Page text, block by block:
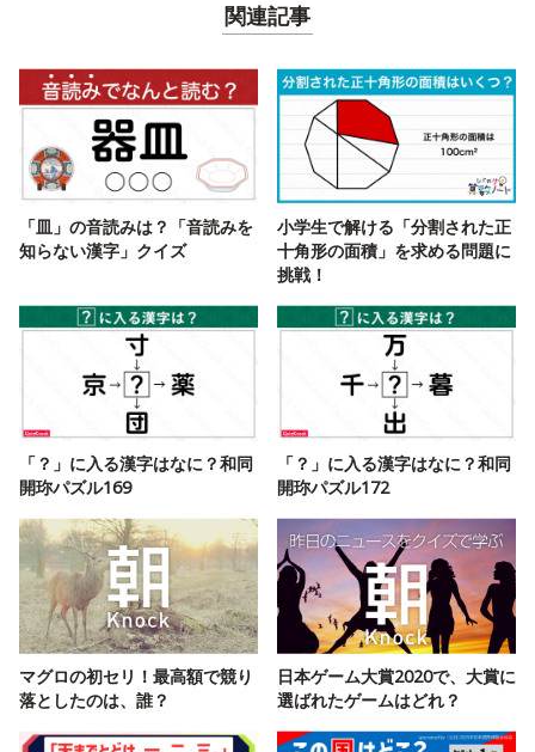
関連記事
「皿」の音読みは？「音読みを
知らない漢字」クイズ
小学生で解ける「分割された正
十角形の面積」を求める問題に
挑戦！
「？」に入る漢字はなに？和同
開珎パズル169
「？」に入る漢字はなに？和同
開珎パズル172
マグロの初セリ！最高額で競り
落としたのは、誰？
日本ゲーム大賞2020で、大賞に
選ばれたゲームはどれ？